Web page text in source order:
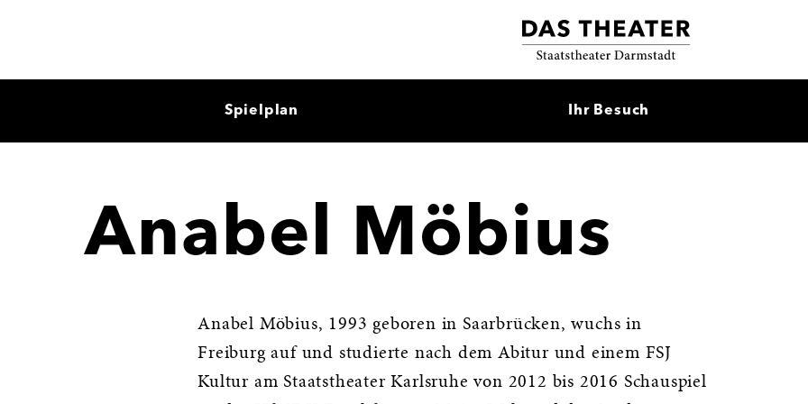
Spielplan Ihr Besuch
Anabel Möbius
Anabel Möbius, 1993 geboren in Saarbrücken, wuchs in
Freiburg auf und studierte nach dem Abitur und einem FSJ
Kultur am Staatstheater Karlsruhe von 2012 bis 2016 Schauspiel